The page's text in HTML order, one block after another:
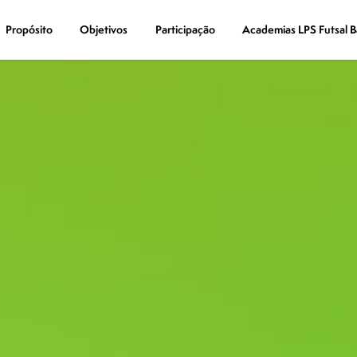
Propósito Objetivos Participação Academias LPS Futsal
Propósito Objetivos Participação Academias LPS Futsal